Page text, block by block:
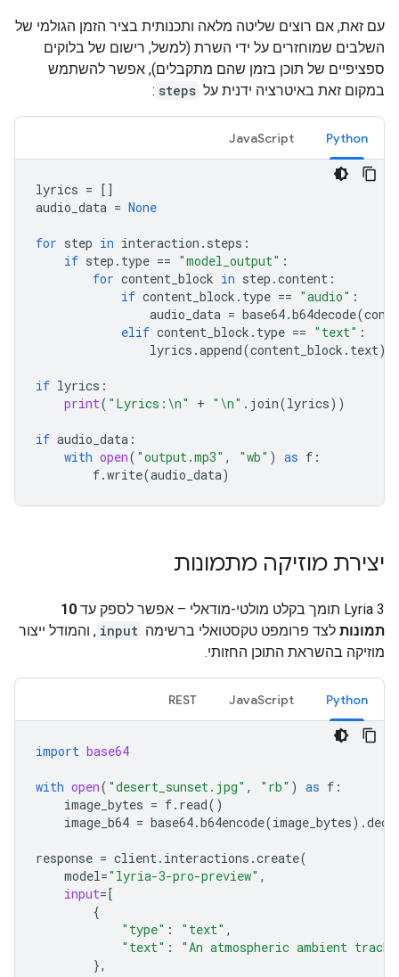
עם זאת, אם רוצים שליטה מלאה ותכנותית בציר הזמן הגולמי של
השלבים שמוחזרים על ידי השרת (למשל, רישום של בלוקים
ספציפיים של תוכן בזמן שהם מתקבלים), אפשר להשתמש
במקום זאת באיטרציה ידנית על steps
:
Python
JavaScript
lyrics = []
audio_data = None
for step in interaction . steps :
if step . type == "model_output" :
for content_block in step .content :
if content_block . type == "audio" :
audio_data = base64.b64decode(
elif content_block . type == "text" :
lyrics .append(content_block . text)
if lyrics :
print( "Lyrics: \n" + " \n" . join(lyrics))
if audio_data :
with open( "output.mp3" , "wb" ) as f :
f.write(audio_data)
יצירת מוזיקה מתמונות
‫Lyria 3 תומך בקלט מולטי-מודאלי – אפשר לספק עד
10
תמונות לצד פרומפט טקסטואלי ברשימה input , והמודל ייצור
מוזיקה בהשראת התוכן החזותי.
Python
JavaScript
REST
import base64
with open( "desert_sunset.jpg" , "rb" ) as f :
image_bytes = f. read()
image_b64 = base64.b64encode(image_bytes) .
response = client. interactions .create(
model="lyria-3-pro-preview" ,
input=[
{
"type" : "text" ,
"text" :
"An atmospheric ambient
},